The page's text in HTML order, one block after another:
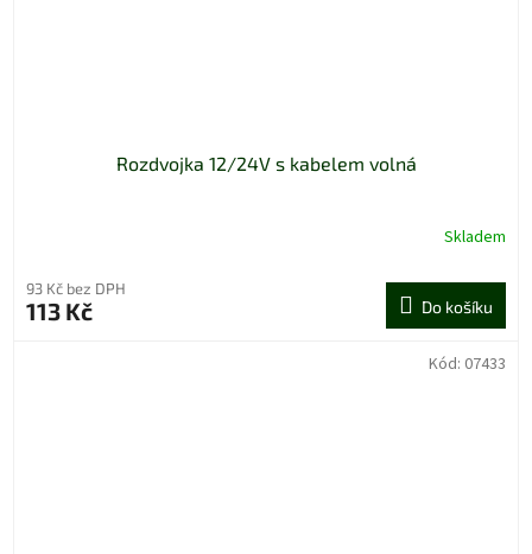
Rozdvojka 12/24V s kabelem volná
Skladem
93 Kč bez DPH
113 Kč Do košíku
Kód: 07433